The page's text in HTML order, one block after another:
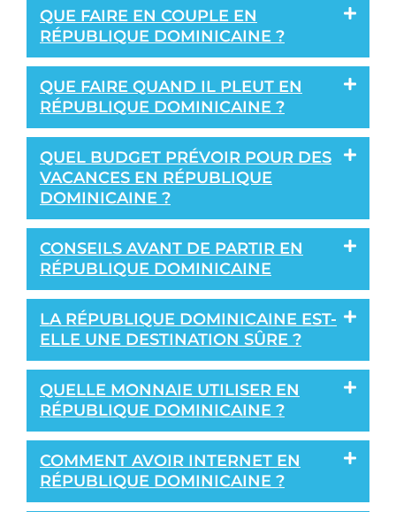
QUE FAIRE EN COUPLE EN
RÉPUBLIQUE DOMINICAINE ?
QUE FAIRE QUAND IL PLEUT EN
RÉPUBLIQUE DOMINICAINE ?
QUEL BUDGET PRÉVOIR POUR DES
VACANCES EN RÉPUBLIQUE
DOMINICAINE ?
CONSEILS AVANT DE PARTIR EN
RÉPUBLIQUE DOMINICAINE
LA RÉPUBLIQUE DOMINICAINE EST-
ELLE UNE DESTINATION SÛRE ?
QUELLE MONNAIE UTILISER EN
RÉPUBLIQUE DOMINICAINE ?
COMMENT AVOIR INTERNET EN
RÉPUBLIQUE DOMINICAINE ?